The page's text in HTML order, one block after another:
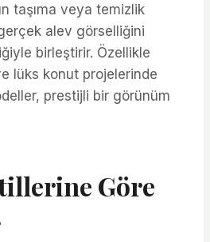
taşıma veya temizlik
alev görselliğini
birleştirir. Özellikle
lüks konut projelerinde
prestijli bir görünüm
Göre